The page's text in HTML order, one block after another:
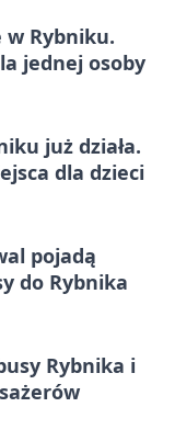
w Rybniku.
jednej osoby
już działa.
dla dzieci
pojadą
do Rybnika
Rybnika i